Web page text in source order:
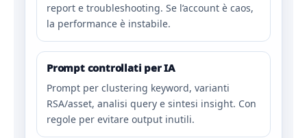
report e troubleshooting. Se l’account è caos,
la performance è instabile.
Prompt controllati per IA
Prompt per clustering keyword, varianti
RSA/asset, analisi query e sintesi insight. Con
regole per evitare output inutili.